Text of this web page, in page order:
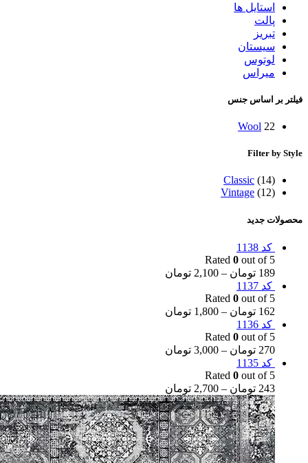
استایل ها
پالت
تبریز
سیستان
لوتوس
میراس
فیلتر بر اساس جنس
Wool 22
Filter by Style
Classic (14)
Vintage (12)
محصولات جدید
کد 1138
Rated 0 out of 5
189 تومان –
2,100 تومان
کد 1137
Rated 0 out of 5
162 تومان –
1,800 تومان
کد 1136
Rated 0 out of 5
270 تومان –
3,000 تومان
کد 1135
Rated 0 out of 5
243 تومان –
2,700 تومان